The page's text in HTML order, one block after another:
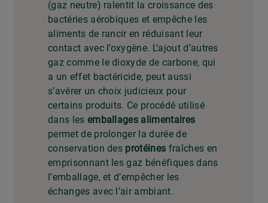
(gaz neutre) ralentit la croissance des
bactéries aérobiques et empêche les
aliments de rancir en réduisant leur
contact avec l’oxygène. L’ajout d’autres
gaz comme le dioxyde de carbone, qui
a un effet bactéricide, peut aussi
s’avérer un choix judicieux pour
certains produits. Ce procédé utilisé
dans les emballages alimentaires
permet de prolonger la durée de
conservation des protéines fraîches en
emprisonnant les gaz bénéfiques dans
l’emballage, et d’empêcher les
échanges avec l’air ambiant.